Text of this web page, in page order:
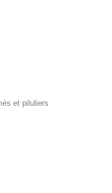
et piluliers